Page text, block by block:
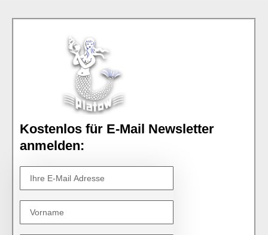
Kostenlos für E-Mail Newsletter
anmelden: